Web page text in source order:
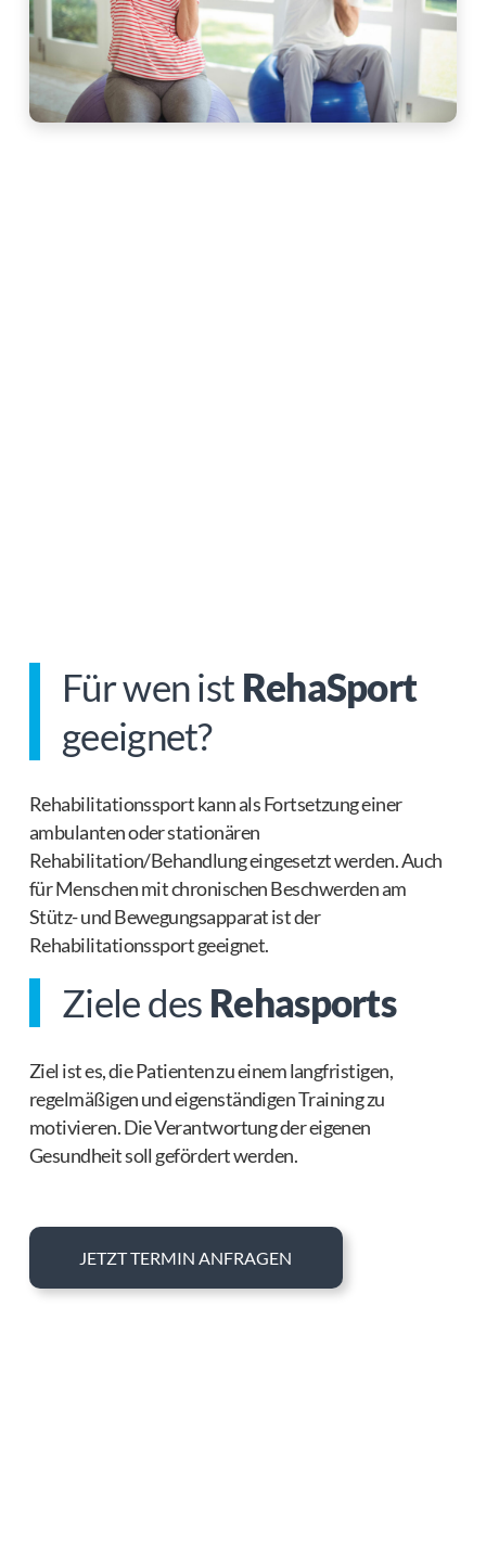
Für wen ist RehaSport
geeignet?
Rehabilitationssport kann als Fortsetzung einer
ambulanten oder stationären
Rehabilitation/Behandlung eingesetzt werden. Auch
für Menschen mit chronischen Beschwerden am
Stütz- und Bewegungsapparat ist der
Rehabilitationssport geeignet.
Ziele des Rehasports
Ziel ist es, die Patienten zu einem langfristigen,
regelmäßigen und eigenständigen Training zu
motivieren. Die Verantwortung der eigenen
Gesundheit soll gefördert werden.
JETZT TERMIN ANFRAGEN